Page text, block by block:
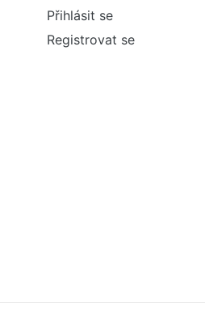
Přihlásit se
Registrovat se